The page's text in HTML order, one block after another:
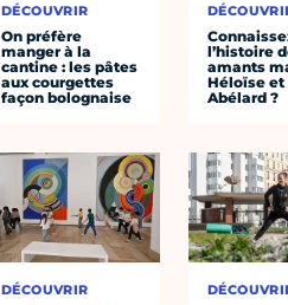
DÉCOUVRIR
On préfère
manger à la
cantine : les pâtes
aux courgettes
façon bolognaise
DÉCOUVRIR
l’histoire
amants
Héloïse et
Abélard ?